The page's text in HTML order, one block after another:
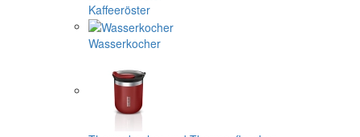
Kaffeeröster
Wasserkocher